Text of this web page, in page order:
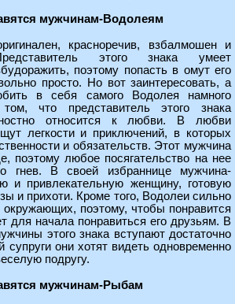
мужчинам-Водолеям
красноречив, взбалмошен и
этого знака умеет
поэтому попасть в омут его
просто. Но вот заинтересовать, а
в себя самого Водолея намного
что представитель этого знака
относится к любви. В любви
легкости и приключений, в которых
и обязательств. Этот мужчина
поэтому любое посягательство на нее
гнев. В своей избраннице мужчина-
и привлекательную женщину, готовую
и прихоти. Кроме того, Водолеи сильно
поэтому, чтобы понравится
для начала понравиться его друзьям. В
этого знака вступают достаточно
супруги они хотят видеть одновременно
подругу.
мужчинам-Рыбам